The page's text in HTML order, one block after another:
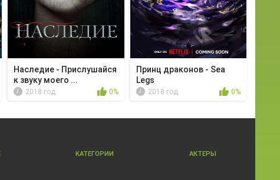
Наследие - Прислушайся
к звуку моего ...
2018 год 0%
Принц драконов - Sea
Legs
2018 год 0%
КАТЕГОРИИ АКТЕРЫ